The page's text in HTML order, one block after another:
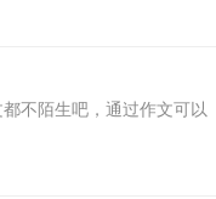
不陌生吧，通过作文可以